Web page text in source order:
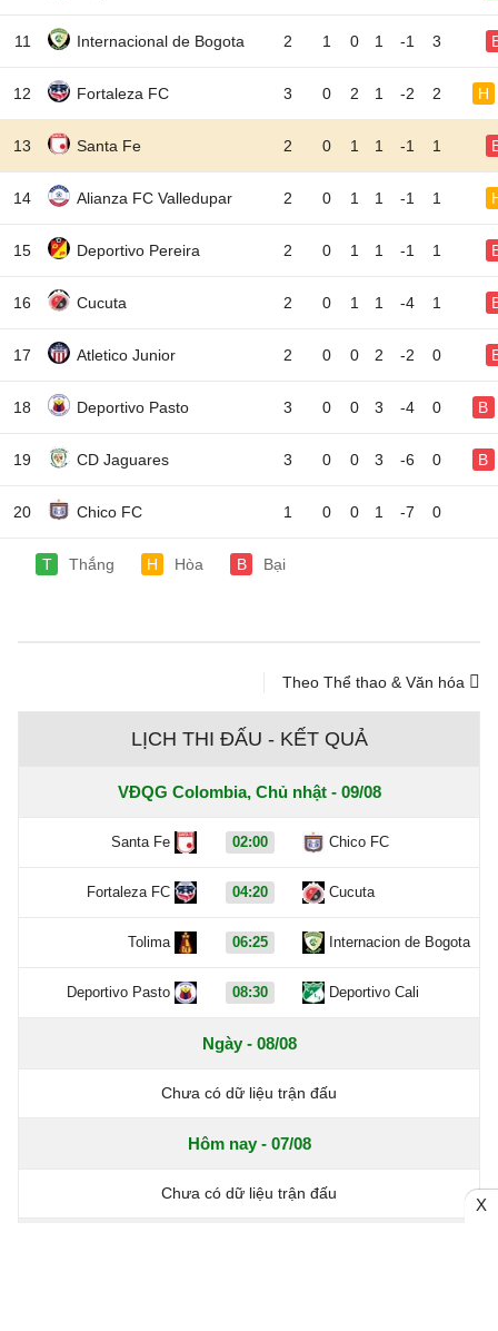
11 Internacional de Bogota 2 1 0 1 -1 3
12 Fortaleza FC 3 0 2 1 -2 2 H
13 Santa Fe 2 0 1 1 -1 1
14 Alianza FC Valledupar 2 0 1 1 -1 1
15 Deportivo Pereira 2 0 1 1 -1 1
16 Cucuta 2 0 1 1 -4 1
17 Atletico Junior 2 0 0 2 -2 0
18 Deportivo Pasto 3 0 0 3 -4 0 B
19 CD Jaguares 3 0 0 3 -6 0 B
20 Chico FC 1 0 0 1 -7 0
T Thắng H Hòa B Bại
Theo Thể thao & Văn hóa
LỊCH THI ĐẤU - KẾT QUẢ
VĐQG Colombia, Chủ nhật - 09/08
Santa Fe 02:00 Chico FC
Fortaleza FC 04:20 Cucuta
Tolima 06:25 Internacion de Bogota
Deportivo Pasto 08:30 Deportivo Cali
Ngày - 08/08
Chưa có dữ liệu trận đấu
Hôm nay - 07/08
Chưa có dữ liệu trận đấu
X